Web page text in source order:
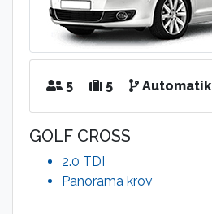
5 5 Automatik
GOLF CROSS
2.0 TDI
Panorama krov